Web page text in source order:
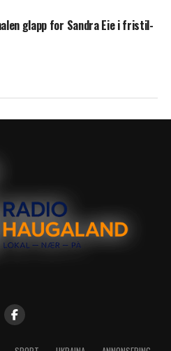
glapp for Sandra Eie i fristil-